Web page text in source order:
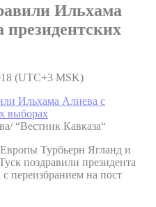
Ильхама
президентских
(UTC+3 MSK)
“Вестник Кавказа“
Турбьерн Ягланд и
поздравили президента
переизбранием на пост